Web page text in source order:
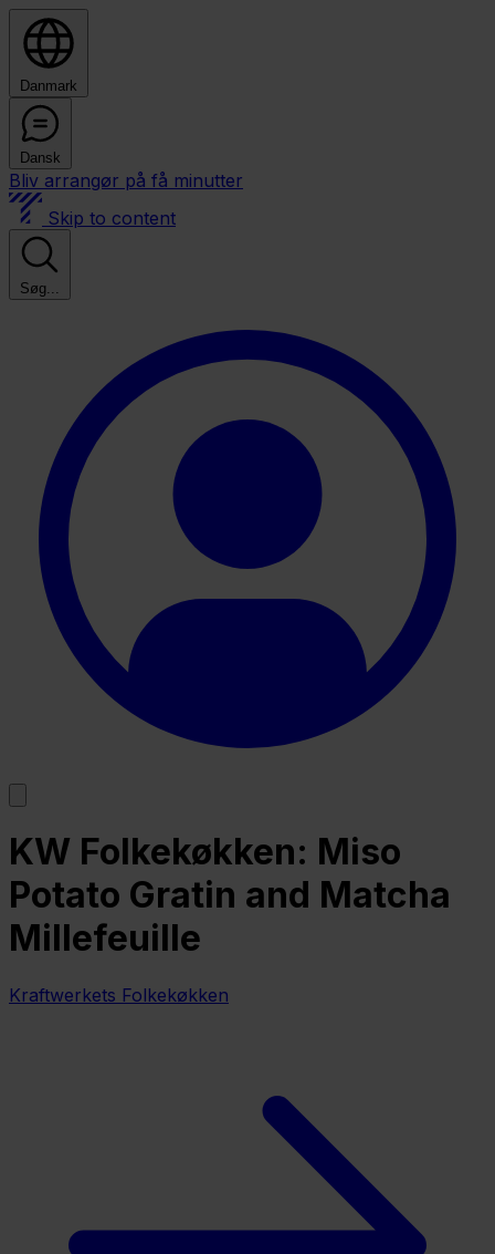
Danmark
Dansk
Bliv arrangør på få minutter
Skip to content
Søg...
KW Folkekøkken: Miso
Potato Gratin and Matcha
Millefeuille
Kraftwerkets Folkekøkken